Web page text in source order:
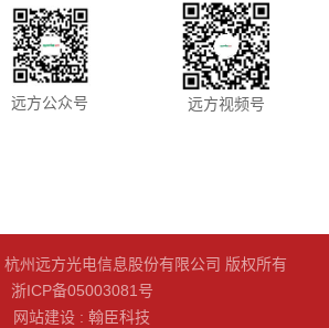
远方公众号 远方视频号
州远方光电信息股份有限公司 版权所有
浙ICP备05003081号
网站建设 : 翰臣科技